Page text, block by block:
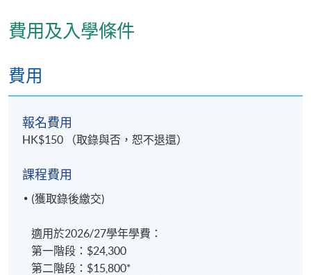
現時接受報名
修業期
約兩年
地點
(由於需配合社區書院收生程序，7月的上課 / 考試日
課。)
費用及入學條件
費用
報名費用
HK$150 （取錄與否，恕不退還）
課程費用
(獲取錄後繳交)
適用於2026/27學年學費：
第一階段：$24,300
第二階段：$15,800*